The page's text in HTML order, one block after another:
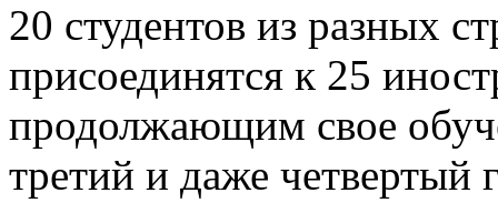
20 студентов из разных
присоединятся к 25
продолжающим свое
третий и даже четвертый